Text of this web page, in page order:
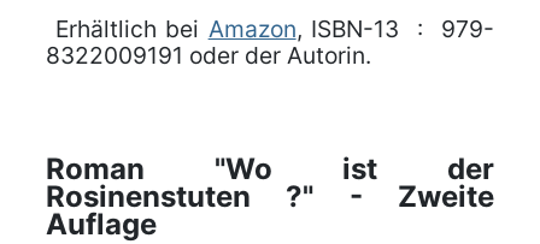
Erhältlich bei Amazon, ISBN-13 ‏ : ‎ 979-
8322009191 oder der Autorin.
Roman "Wo ist der
Rosinenstuten ?" - Zweite
Auflage